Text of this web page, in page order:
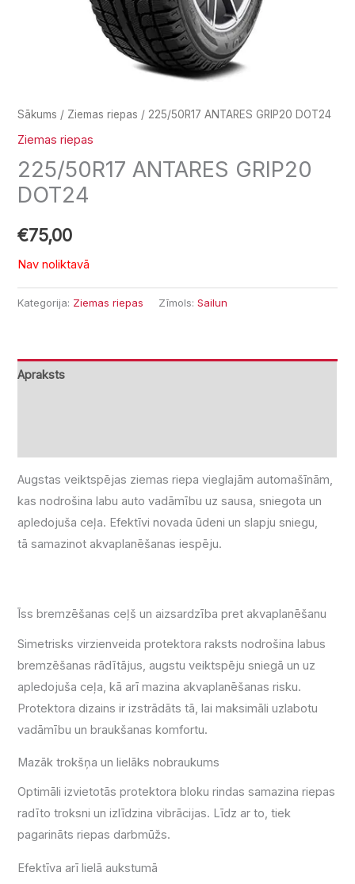
Sākums / Ziemas riepas / 225/50R17 ANTARES GRIP20 DOT24
Ziemas riepas
225/50R17 ANTARES GRIP20
DOT24
€75,00
Nav noliktavā
Kategorija: Ziemas riepas Zīmols:Sailun
Apraksts
Augstas veiktspējas ziemas riepa vieglajām automašīnām,
kas nodrošina labu auto vadāmību uz sausa, sniegota un
apledojuša ceļa. Efektīvi novada ūdeni un slapju sniegu,
tā samazinot akvaplanēšanas iespēju.
Īss bremzēšanas ceļš un aizsardzība pret akvaplanēšanu
Simetrisks virzienveida protektora raksts nodrošina labus
bremzēšanas rādītājus, augstu veiktspēju sniegā un uz
apledojuša ceļa, kā arī mazina akvaplanēšanas risku.
Protektora dizains ir izstrādāts tā, lai maksimāli uzlabotu
vadāmību un braukšanas komfortu.
Mazāk trokšņa un lielāks nobraukums
Optimāli izvietotās protektora bloku rindas samazina riepas
radīto troksni un izlīdzina vibrācijas. Līdz ar to, tiek
pagarināts riepas darbmūžs.
Efektīva arī lielā aukstumā